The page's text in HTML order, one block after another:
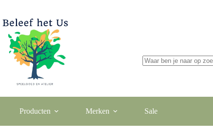
de
inhoud
Producten Merken Sale